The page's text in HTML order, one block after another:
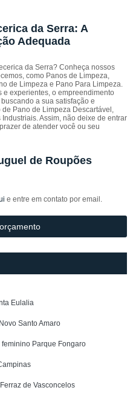
da Serra: A
Adequada
da Serra? Conheça nossos
como Panos de Limpeza,
de Limpeza e Pano Para Limpeza.
experientes, o empreendimento
a sua satisfação e
Pano de Limpeza Descartável,
Assim, não deixe de entrar
de atender você ou seu
de Roupões
e entre em contato por email.
Eulalia
Santo Amaro
Parque Fongaro
de Vasconcelos